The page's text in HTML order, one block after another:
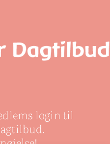
login til